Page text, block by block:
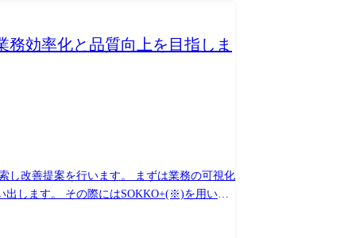
効率化と品質向上を目指しま
し改善提案を行います。 まずは業務の可視化
出します。 その際にはSOKKO+(※)を用い